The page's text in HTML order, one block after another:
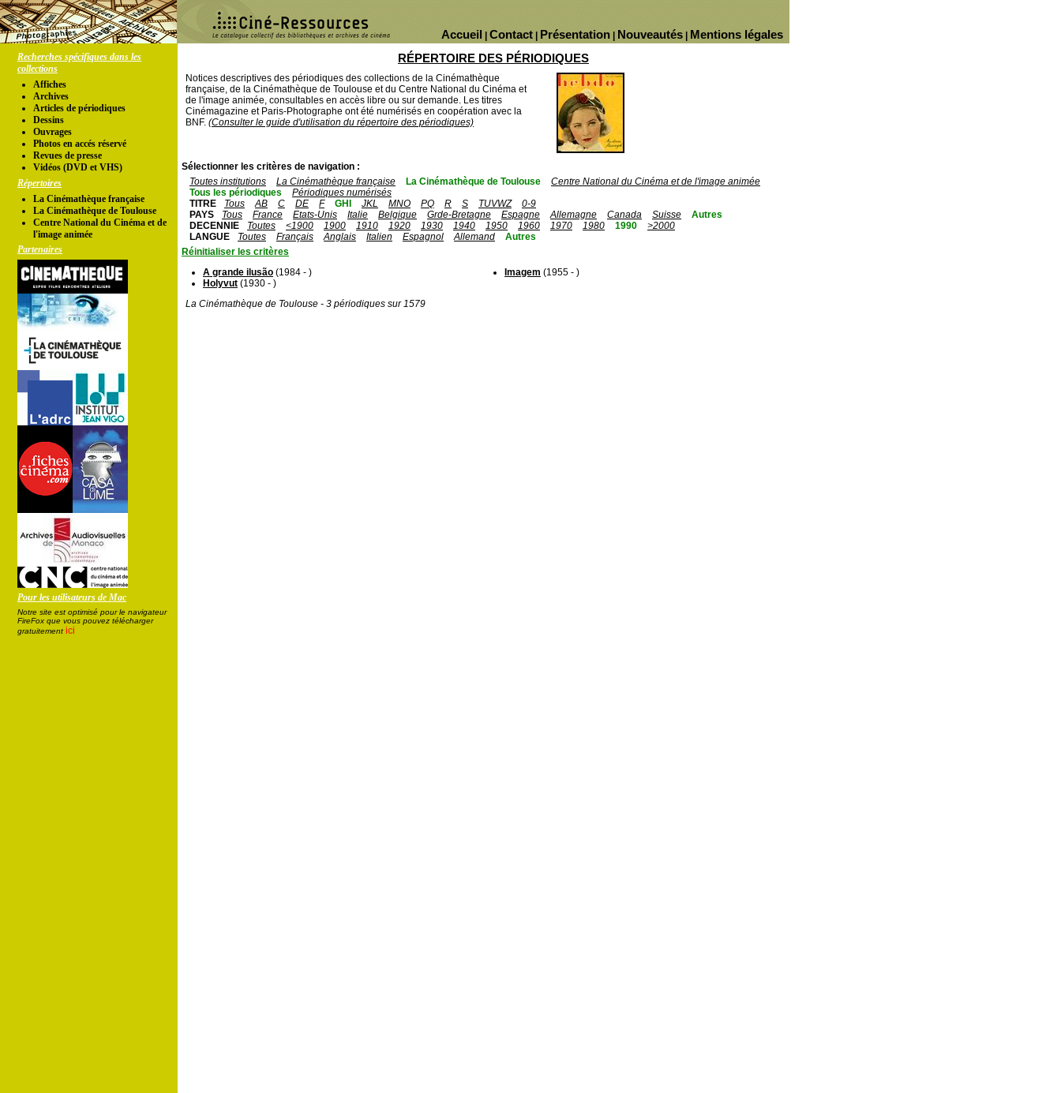
Mentions légales
Nouveautés
Présentation
Contact
Accueil
Recherches spécifiques dans les
collections
Affiches
Archives
Articles de périodiques
Dessins
Ouvrages
Photos en accés réservé
Revues de presse
Vidéos (DVD et VHS)
Répertoires
La Cinémathèque française
La Cinémathèque de Toulouse
Centre National du Cinéma et de
l'image animée
Partenaires
Pour les utilisateurs de Mac
Notre site est optimisé pour le navigateur
FireFox que vous pouvez télécharger
gratuitement ici
RÉPERTOIRE DES PÉRIODIQUES
Notices descriptives des périodiques des collections de la Cinémathèque
française, de la Cinémathèque de Toulouse et du Centre National du Cinéma et
de l'image animée, consultables en accès libre ou sur demande. Les titres
Cinémagazine et Paris-Photographe ont été numérisés en coopération avec la
BNF. (Consulter le guide d'utilisation du répertoire des périodiques)
Sélectionner les critères de navigation :
Toutes institutions
La Cinémathèque française La Cinémathèque de Toulouse
Centre National du Cinéma et de l'image animée
Tous les périodiques
Périodiques numérisés
TITRE
Tous AB C DE F GHI JKL MNO PQ R S TUVWZ
0-9
PAYS
Tous France Etats-Unis Italie Belgique Grde-Bretagne Espagne Allemagne Canada Suisse
Autres
DECENNIE
Toutes <1900 1900 1910 1920 1930 1940 1950 1960 1970 1980 1990
>2000
LANGUE
Toutes Français Anglais Italien Espagnol Allemand
Autres
Réinitialiser les critères
A grande ilusão (1984 - )
Holyvut (1930 - )
Imagem (1955 - )
La Cinémathèque de Toulouse - 3 périodiques sur 1579